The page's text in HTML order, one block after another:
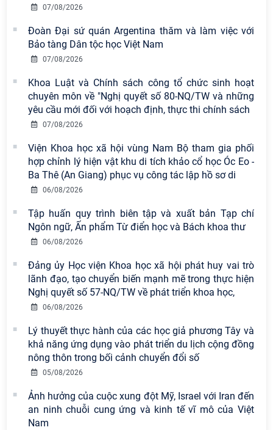
07/08/2026
Đoàn Đại sứ quán Argentina thăm và làm việc với
Bảo tàng Dân tộc học Việt Nam
07/08/2026
Khoa Luật và Chính sách công tổ chức sinh hoạt
chuyên môn về "Nghị quyết số 80-NQ/TW và những
yêu cầu mới đối với hoạch định, thực thi chính sách
07/08/2026
Viện Khoa học xã hội vùng Nam Bộ tham gia phối
hợp chỉnh lý hiện vật khu di tích khảo cổ học Óc Eo -
Ba Thê (An Giang) phục vụ công tác lập hồ sơ di
06/08/2026
Tập huấn quy trình biên tập và xuất bản Tạp chí
Ngôn ngữ, Ấn phẩm Từ điển học và Bách khoa thư
06/08/2026
Đảng ủy Học viện Khoa học xã hội phát huy vai trò
lãnh đạo, tạo chuyển biến mạnh mẽ trong thực hiện
Nghị quyết số 57-NQ/TW về phát triển khoa học,
06/08/2026
Lý thuyết thực hành của các học giả phương Tây và
khả năng ứng dụng vào phát triển du lịch cộng đồng
nông thôn trong bối cảnh chuyển đổi số
05/08/2026
Ảnh hưởng của cuộc xung đột Mỹ, Israel với Iran đến
an ninh chuỗi cung ứng và kinh tế vĩ mô của Việt
Nam
Nam có 02 tác phẩm đạt giải khuyến
khích tại Cuộc thi chính luận bảo vệ
nền tảng tư tưởng của Đảng năm
2026
Chi bộ Viện Sử học tổ chức Tọa đàm
chuyên đề: Đẩy mạnh học tập, thực
hành tư tưởng, đạo đức, phương
giai đoạn phát triển mới
Viện Hàn lâm Khoa học xã hội Việt
Nam công bố các quyết định về
Hội thảo khoa học quốc tế “Không
gian phát triển Việt Nam trong kỷ
và lựa chọn chính sách” sẽ diễn ra
vào thứ ba, ngày 28/7/2026